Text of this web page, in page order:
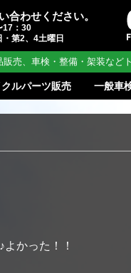
合わせください。
17：30
第2、4土曜日
売、車検・整備・架装など
クルパーツ販売 一般車
かった！！